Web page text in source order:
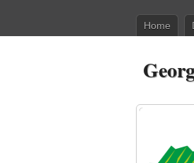
Home